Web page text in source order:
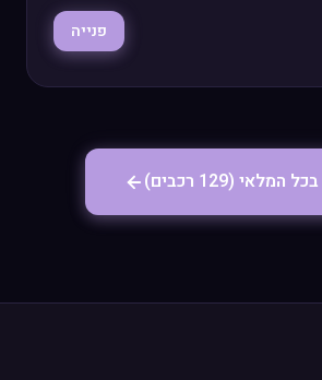
פנייה
המלאי (129 רכבים)